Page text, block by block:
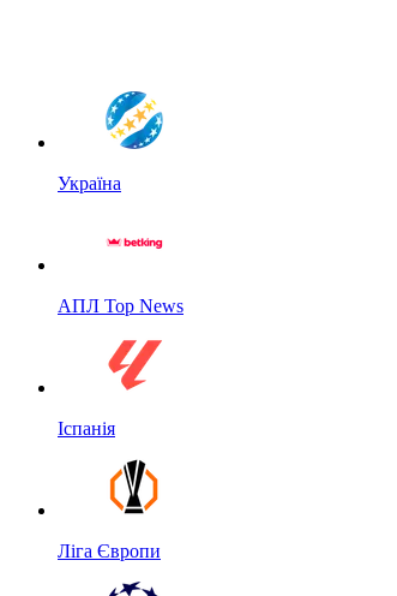
Україна
АПЛ Top News
Іспанія
Ліга Європи